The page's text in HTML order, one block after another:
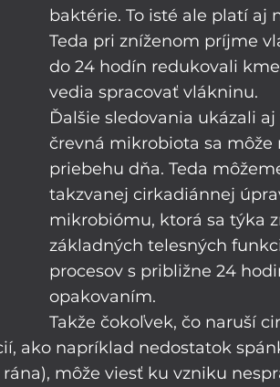
baktérie. To isté ale platí aj
Teda pri zníženom príjme
do 24 hodín redukovali
vedia spracovať vlákninu.
Ďalšie sledovania ukázali aj
črevná mikrobiota sa môže
priebehu dňa. Teda
takzvanej cirkadiánnej
mikrobiómu, ktorá sa týka
základných telesných
procesov s približne 24
opakovaním.
Takže čokoľvek, čo naruší
ako napríklad nedostatok
môže viesť ku vzniku